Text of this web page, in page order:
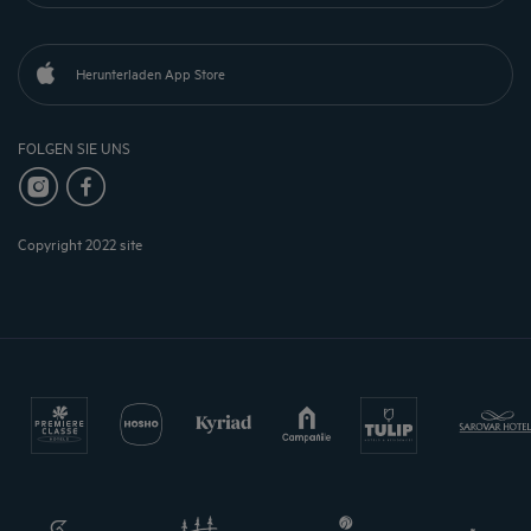
Herunterladen App Store
FOLGEN SIE UNS
Copyright 2022 site